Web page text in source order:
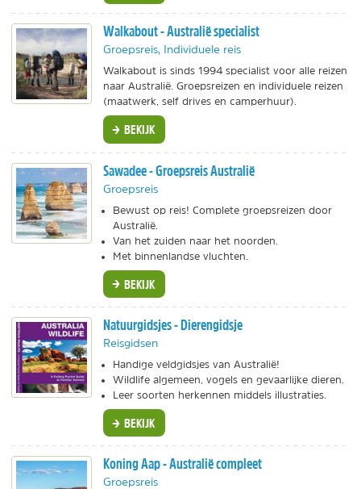
Walkabout - Australië specialist
Groepsreis, Individuele reis
Walkabout is sinds 1994 specialist voor alle reizen
naar Australië. Groepsreizen en individuele reizen
(maatwerk, self drives en camperhuur).
BEKIJK
Sawadee - Groepsreis Australië
Groepsreis
Bewust op reis! Complete groepsreizen door
Australië.
Van het zuiden naar het noorden.
Met binnenlandse vluchten.
BEKIJK
Natuurgidsjes - Dierengidsje
Reisgidsen
Handige veldgidsjes van Australië!
Wildlife algemeen, vogels en gevaarlijke dieren.
Leer soorten herkennen middels illustraties.
BEKIJK
Koning Aap - Australië compleet
Groepsreis